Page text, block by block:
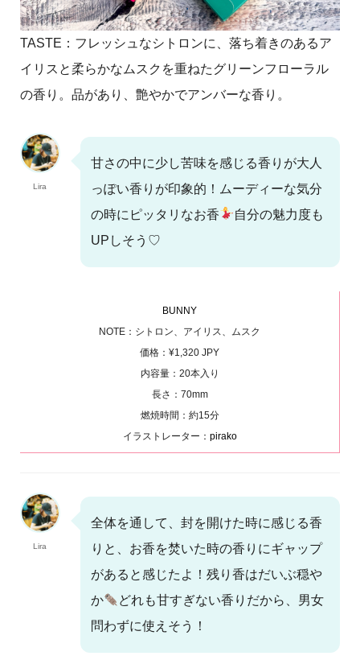
TASTE：フレッシュなシトロンに、落ち着きのあるア
イリスと柔らかなムスクを重ねたグリーンフローラル
の香り。品があり、艶やかでアンバーな香り。
Lira
甘さの中に少し苦味を感じる香りが大人
っぽい香りが印象的！ムーディーな気分
の時にピッタリなお香
自分の魅力度も
UPしそう♡
BUNNY
NOTE：シトロン、アイリス、ムスク
価格：¥1,320 JPY
内容量：20本入り
長さ：70mm
燃焼時間：約15分
イラストレーター： pirako
Lira
全体を通して、封を開けた時に感じる香
りと、お香を焚いた時の香りにギャップ
があると感じたよ！残り香はだいぶ穏や
か
どれも甘すぎない香りだから、男女
問わずに使えそう！